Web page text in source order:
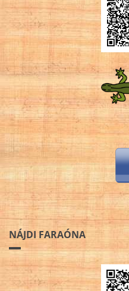
NÁJDI FARAÓNA